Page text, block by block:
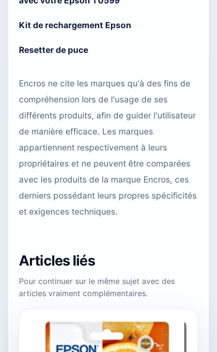
Kit de rechargement Epson
Resetter de puce
Encros ne cite les marques qu'à des fins de
compréhension lors de l'usage de ses
différents produits, afin de guider l'utilisateur
de manière efficace. Les marques
appartiennent respectivement à leurs
propriétaires et ne peuvent être comparées
avec les produits de la marque Encros, ces
derniers possédant leurs propres spécificités
et exigences techniques.
Articles liés
Pour continuer sur le même sujet avec des
articles vraiment complémentaires.